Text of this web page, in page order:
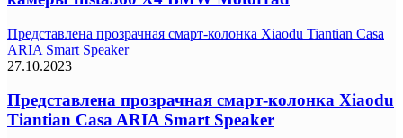
Представлена прозрачная смарт-колонка Xiaodu Tiantian Casa
ARIA Smart Speaker
27.10.2023
Представлена прозрачная смарт-колонка Xiaodu
Tiantian Casa ARIA Smart Speaker